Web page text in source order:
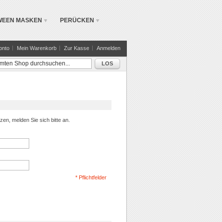
MASKEN PERÜCKEN
Mein Warenkorb Zur Kasse Anmelden
LOS
melden Sie sich bitte an.
* Pflichtfelder